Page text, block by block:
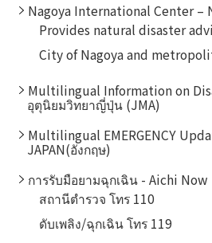
Nagoya International Center –
Provides natural disaster
City of Nagoya and
Multilingual Information on
อุตุนิยมวิทยาญี่ปุ่น (JMA)
Multilingual EMERGENCY
JAPAN(อังกฤษ)
การรับมือยามฉุกเฉิน - Aichi Now
สถานีตำรวจ โทร 110
ดับเพลิง/ฉุกเฉิน โทร 119